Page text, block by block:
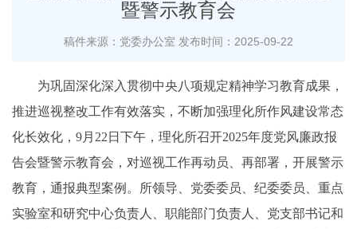
暨警示教育会
稿件来源：党委办公室 发布时间：2025-09-22
为巩固深化深入贯彻中央八项规定精神学习教育成果，
推进巡视整改工作有效落实，不断加强理化所作风建设常态
化长效化，9月22日下午，理化所召开2025年度党风廉政报
告会暨警示教育会，对巡视工作再动员、再部署，开展警示
教育，通报典型案例。所领导、党委委员、纪委委员、重点
实验室和研究中心负责人、职能部门负责人、党支部书记和